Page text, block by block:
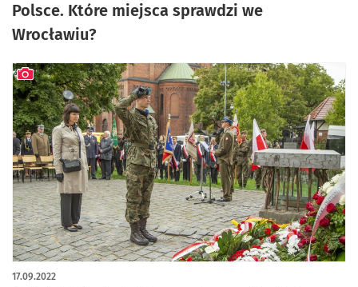
Polsce. Które miejsca sprawdzi we
Wrocławiu?
17.09.2022
artykuł z galerią zdjęć